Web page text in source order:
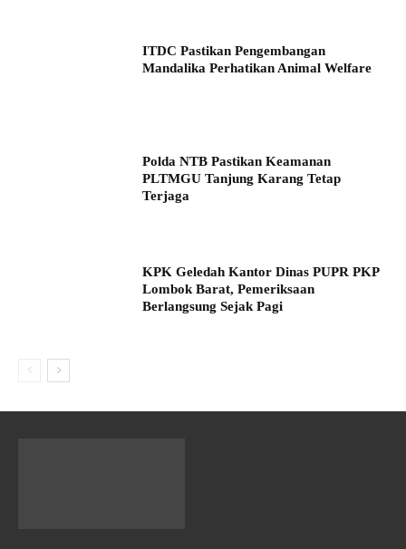
ITDC Pastikan Pengembangan
Mandalika Perhatikan Animal Welfare
Polda NTB Pastikan Keamanan
PLTMGU Tanjung Karang Tetap
Terjaga
KPK Geledah Kantor Dinas PUPR PKP
Lombok Barat, Pemeriksaan
Berlangsung Sejak Pagi